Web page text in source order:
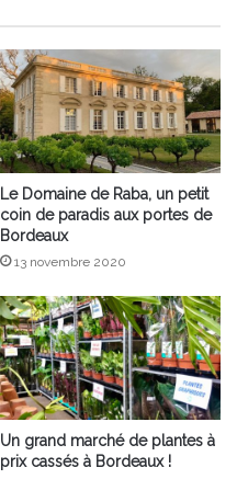
Le Domaine de Raba, un petit
coin de paradis aux portes de
Bordeaux
13 novembre 2020
Un grand marché de plantes à
prix cassés à Bordeaux !